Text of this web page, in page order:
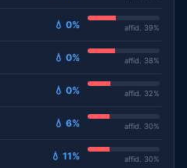
💧 0% affid. 39%
💧 0% affid. 38%
💧 0% affid. 32%
💧 6% affid. 30%
💧 11% affid. 30%